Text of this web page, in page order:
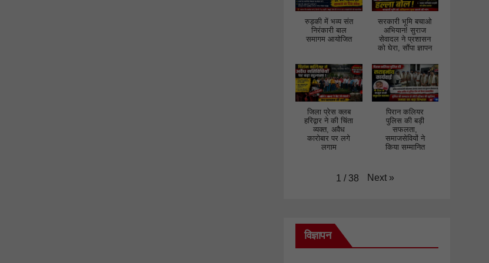
रुड़की में भव्य संत
निरंकारी बाल
समागम आयोजित
सरकारी भूमि बचाओ
अभियान! सुराज
सेवादल ने प्रशासन
को घेरा, सौंपा ज्ञापन
जिला प्रेस क्लब
हरिद्वार ने की चिंता
व्यक्त, अवैध
कारोबार पर लगे
लगाम
पिरान कलियर
पुलिस की बड़ी
सफलता,
समाजसेवियों ने
किया सम्मानित
1 / 38 Next »
विज्ञापन